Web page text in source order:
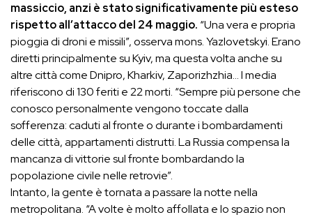
massiccio, anzi è stato significativamente più esteso
rispetto all’attacco del 24 maggio. “Una vera e propria
pioggia di droni e missili”, osserva mons. Yazlovetskyi. Erano
diretti principalmente su Kyiv, ma questa volta anche su
altre città come Dnipro, Kharkiv, Zaporizhzhia… I media
riferiscono di 130 feriti e 22 morti. “Sempre più persone che
conosco personalmente vengono toccate dalla
sofferenza: caduti al fronte o durante i bombardamenti
delle città, appartamenti distrutti. La Russia compensa la
mancanza di vittorie sul fronte bombardando la
popolazione civile nelle retrovie”.
Intanto, la gente è tornata a passare la notte nella
metropolitana. “A volte è molto affollata e lo spazio non